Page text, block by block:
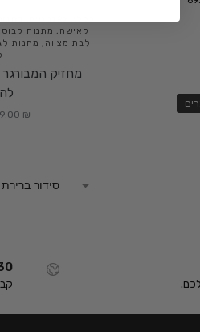
לאישה , מתנות לבוס
לבת מצווה , מתנות
מחזיק המבורגר
₪
30 יום החזר
קבלו